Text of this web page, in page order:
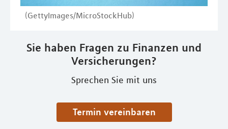
(GettyImages/MicroStockHub)
Sie haben Fragen zu Finanzen und
Versicherungen?
Sprechen Sie mit uns
Termin vereinbaren